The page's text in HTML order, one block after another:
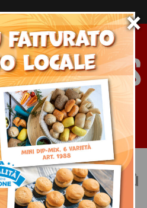
×
della
di Ristopiù